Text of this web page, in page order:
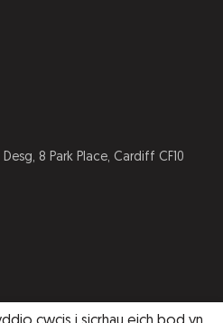
8 Park Place, Cardiff CF10